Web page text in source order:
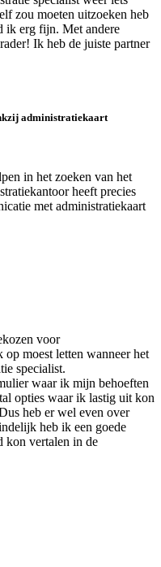
zou moeten uitzoeken heb
ik erg fijn. Met andere
Ik heb de juiste partner
administratiekaart
in het zoeken van het
heeft precies
met administratiekaart
voor
moest letten wanneer het
specialist.
waar ik mijn behoeften
opties waar ik lastig uit kon
heb er wel even over
heb ik een goede
kon vertalen in de